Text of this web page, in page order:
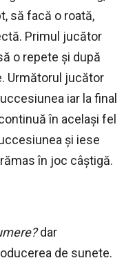
să facă o roată,
Primul jucător
o repete și după
Următorul jucător
iar la final
în același fel
și iese
în joc câștigă.
dar
de sunete.